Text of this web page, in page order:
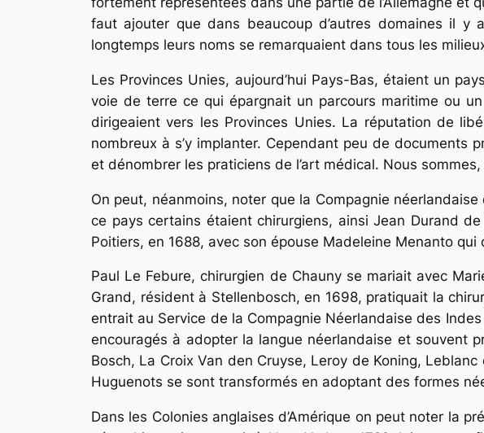
faut ajouter que dans beaucoup d’autres domaines il
longtemps leurs noms se remarquaient dans tous les
Les Provinces Unies, aujourd’hui Pays-Bas, étaient un
voie de terre ce qui épargnait un par­cours maritime ou
dirigeaient vers les Provinces Unies. La réputation de
nombreux à s’y implanter. Cependant peu de
et dénombrer les praticiens de l’art médical. Nous
On peut, néanmoins, noter que la Compagnie
ce pays certains étaient chirurgiens, ainsi Jean Durand
Poitiers, en 1688, avec son épouse Madeleine Menanto
Paul Le Febure, chirurgien de Chauny se mariait avec
Grand, résident à Stellenbosch, en 1698, pratiquait la
entrait au Service de la Compagnie Néerlandaise des
encouragés à adopter la langue néerlandaise et souvent
Bosch, La Croix Van den Cruyse, Leroy de Koning,
Huguenots se sont transformés en adoptant des formes
Dans les Colonies anglaises d’Amérique on peut noter la